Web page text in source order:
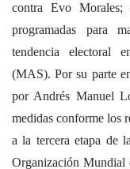
contra Evo Morales;
programadas para
tendencia electoral
(MAS). Por su parte
por Andrés Manuel
medidas conforme los
a la tercera etapa de
Organización Mundial